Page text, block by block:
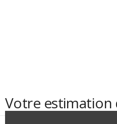
Votre estimation